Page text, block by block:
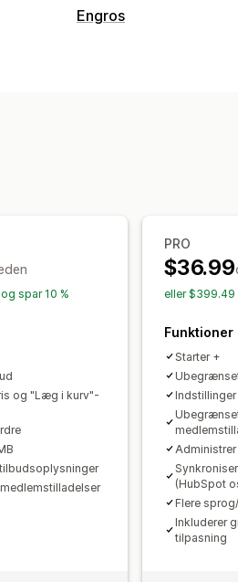
Prisregler
Tilbudsopdateringer
Engros
spar 10 %
og "Læg i kurv"-
PRO
$36.99
eller $399.49
Funktioner
Starter +
(HubSpot
Flere
Inkluderer
tilpasning